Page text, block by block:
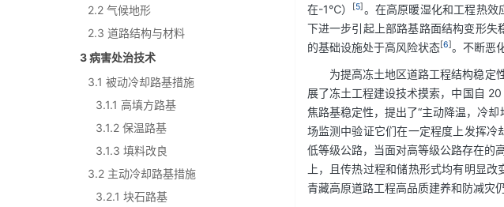
2.2 气候地形
2.3 道路结构与材料
3 病害处治技术
3.1 被动冷却路基措施
3.1.1 高填方路基
3.1.2 保温路基
3.1.3 填料改良
3.2 主动冷却路基措施
3.2.1 块石路基
在-1℃）
[5]。在高原暖湿化和工程热效
下进一步引起上部路基路面结构变形
的基础设施处于高风险状态[6]。不断恶
为提高冻土地区道路工程结构稳定
展了冻土工程建设技术摸索，中国自
焦路基稳定性，提出了“主动降温，冷
场监测中验证它们在一定程度上发挥
低等级公路，当面对高等级公路存在的
上，且传热过程和储热形式均有明显
青藏高原道路工程高品质建养和防减灾